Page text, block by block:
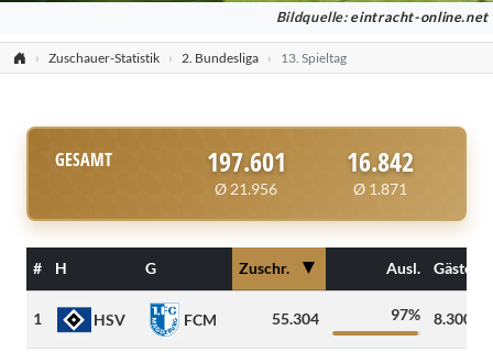
Bildquelle: eintracht-online.net
Zuschauer-Statistik 2. Bundesliga 13. Spieltag
GESAMT 197.601
Ø 21.956
16.842
Ø 1.871
# H G Zuschr. ▼ Ausl. Gäste
1 HSV FCM 55.304 97% 8.300